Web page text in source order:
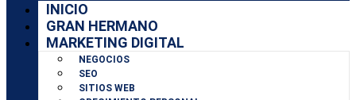
INICIO
GRAN HERMANO
MARKETING DIGITAL
NEGOCIOS
SEO
SITIOS WEB